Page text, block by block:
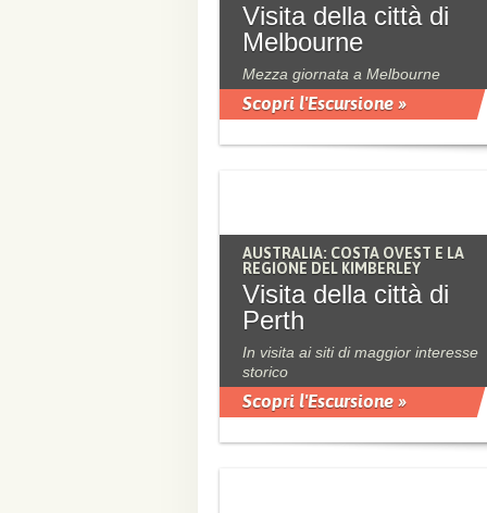
Visita della città di
Melbourne
Mezza giornata a Melbourne
Scopri l'Escursione »
AUSTRALIA: COSTA OVEST E LA
REGIONE DEL KIMBERLEY
Visita della città di
Perth
In visita ai siti di maggior interesse
storico
Scopri l'Escursione »